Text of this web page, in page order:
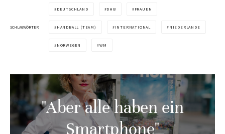
SCHLAGWÖRTER
DEUTSCHLAND DHB FRAUEN
HANDBALL (TEAM) INTERNATIONAL NIEDERLANDE
NORWEGEN WM
"Aber alle haben ein
Smartphone"